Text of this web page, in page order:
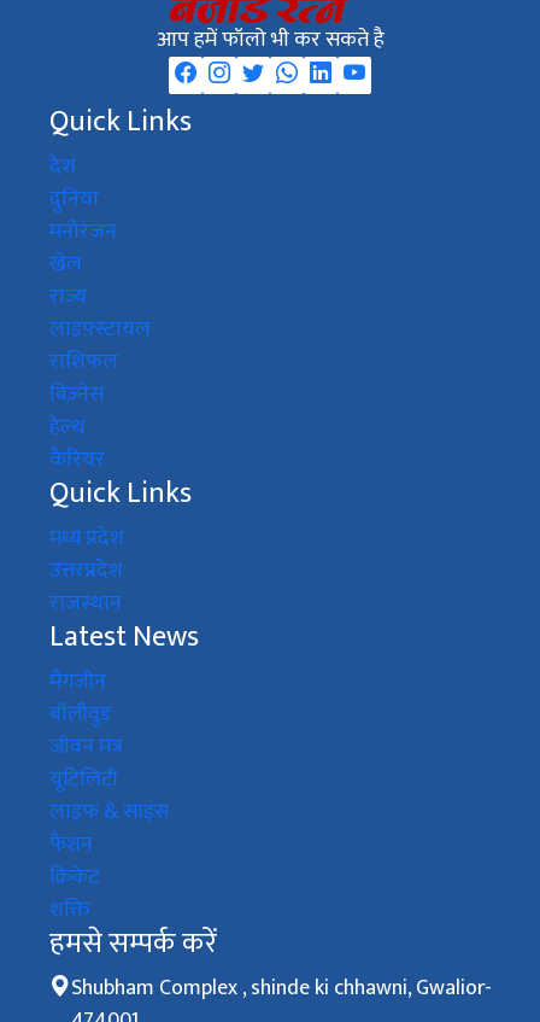
आप हमें फॉलो भी कर सकते है
Quick Links
देश
दुनिया
मनोरंजन
खेल
राज्य
लाइफ़्स्टायल
राशिफल
बिज़्नेस
हेल्थ
कैरियर
Quick Links
मध्य प्रदेश
उत्तरप्रदेश
राजस्थान
Latest News
मैगजीन
बॉलीवुड
जीवन मंत्र
यूटिलिटी
लाइफ & साइंस
फैशन
क्रिकेट
शक्ति
हमसे सम्पर्क करें
Shubham Complex , shinde ki chhawni, Gwalior-